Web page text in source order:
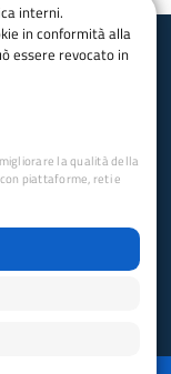
80 - 87012
interni.
in conformità alla
essere revocato in
la qualità della
piattaforme, reti e